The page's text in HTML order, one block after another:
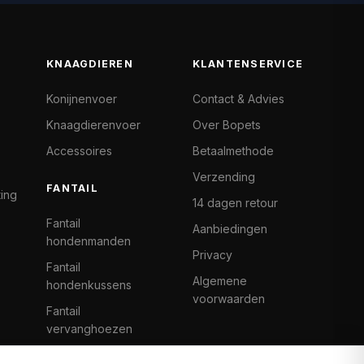
KNAAGDIEREN
Konijnenvoer
Knaagdierenvoer
Accessoires
FANTAIL
Fantail
hondenmanden
Fantail
hondenkussens
Fantail
vervanghoezen
KLANTENSERVICE
Contact & Advies
Over Bopets
Betaalmethode
Verzending
14 dagen retour
Aanbiedingen
Privacy
Algemene
voorwaarden